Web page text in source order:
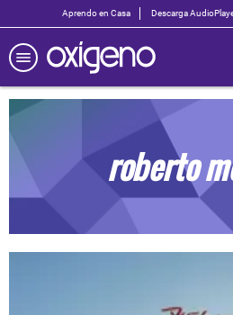
Aprendo en Casa Descarga
roberto